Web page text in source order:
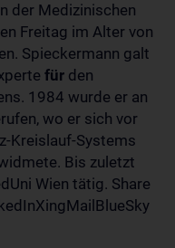
der Medizinischen
Freitag im Alter von
Spieckermann galt
für den
1984 wurde er an
wo er sich vor
Kreislauf-Systems
Bis zuletzt
Wien tätig. Share